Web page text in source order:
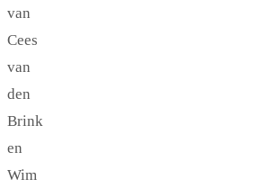
van
Cees
van
den
Brink
en
Wim